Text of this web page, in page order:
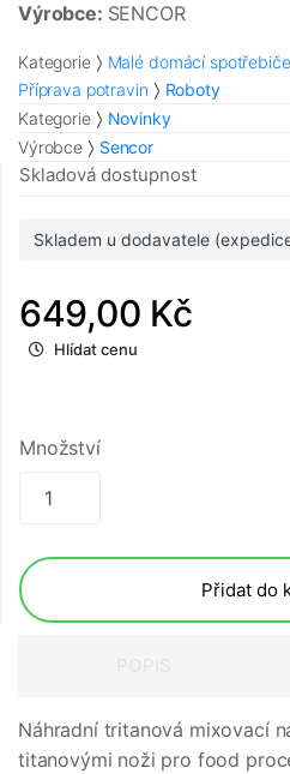
Výrobce: SENCOR
Kategorie Malé domácí spotřebiče
Příprava potravin
Roboty
Kategorie
Novinky
Výrobce
Sencor
Skladová dostupnost
Skladem u dodavatele
649,00 Kč
Hlídat cenu
Množství
Přidat do
Náhradní tritanová mixovací
titanovými noži pro food